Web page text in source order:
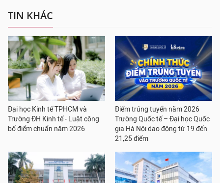
TIN KHÁC
Đại học Kinh tế TPHCM và
Trường ĐH Kinh tế - Luật công
bố điểm chuẩn năm 2026
Điểm trúng tuyển năm 2026
Trường Quốc tế – Đại học Quốc
gia Hà Nội dao động từ 19 đến
21,25 điểm